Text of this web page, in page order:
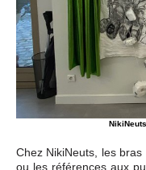
Chez NikiNeuts, les
ou les références aux